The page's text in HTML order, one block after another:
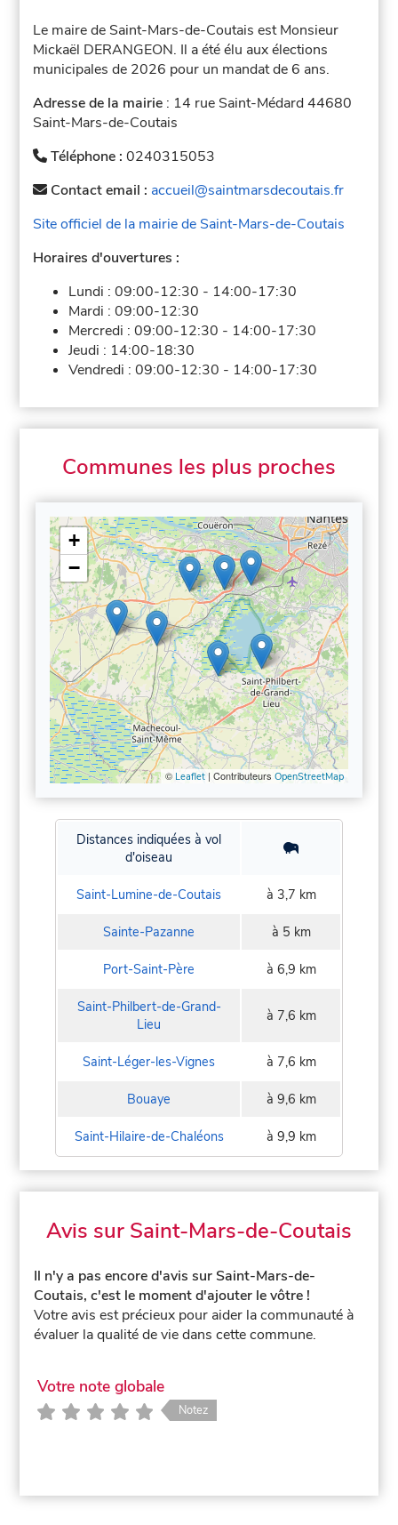
Le maire de Saint-Mars-de-Coutais est Monsieur
Mickaël DERANGEON. Il a été élu aux élections
municipales de 2026 pour un mandat de 6 ans.
Adresse de la mairie : 14 rue Saint-Médard 44680
Saint-Mars-de-Coutais
Téléphone :0240315053
Contact email : accueil@saintmarsdecoutais.fr
Site officiel de la mairie de Saint-Mars-de-Coutais
Horaires d'ouvertures :
Lundi :09:00-12:30 - 14:00-17:30
Mardi :09:00-12:30
Mercredi :09:00-12:30 - 14:00-17:30
Jeudi : 14:00-18:30
Vendredi :09:00-12:30 - 14:00-17:30
Communes les plus proches
+
−
© Leaflet| Contributeurs OpenStreetMap
Distances indiquées à vol
d'oiseau
Saint-Lumine-de-Coutais à 3,7 km
Sainte-Pazanne à 5 km
Port-Saint-Père à 6,9 km
Saint-Philbert-de-Grand-
Lieu
à 7,6 km
Saint-Léger-les-Vignes à 7,6 km
Bouaye à 9,6 km
Saint-Hilaire-de-Chaléons à 9,9 km
Avis sur Saint-Mars-de-Coutais
Il n'y a pas encore d'avis sur Saint-Mars-de-
Coutais, c'est le moment d'ajouter le vôtre !
Votre avis est précieux pour aider la communauté à
évaluer la qualité de vie dans cette commune.
Votre note globale
Notez